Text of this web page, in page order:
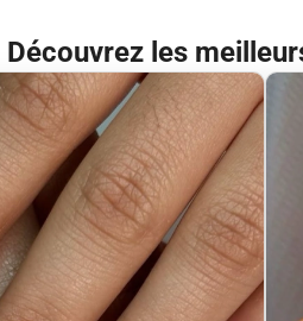
Découvrez les